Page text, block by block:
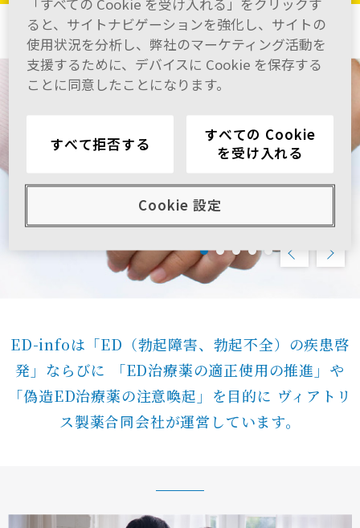
ED-infoは「ED（勃起障害、勃起不全）の疾患啓
発」ならびに
「ED治療薬の適正使用の推進」や
「偽造ED治療薬の注意喚起」を目的に ヴィアトリ
ス製薬合同会社が運営しています。
「すべての Cookie を受け入れる」をクリックす
ると、サイトナビゲーションを強化し、サイトの
使用状況を分析し、弊社のマーケティング活動を
支援するために、デバイスに Cookie を保存する
ことに同意したことになります。
すべて拒否する
すべての Cookie
を受け入れる
Cookie 設定